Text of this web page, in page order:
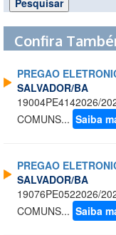
Confira
PREGAO
SALVADOR/BA
19004PE4142026/
COMUNS... Saiba
PREGAO
SALVADOR/BA
19076PE0522026/
COMUNS... Saiba